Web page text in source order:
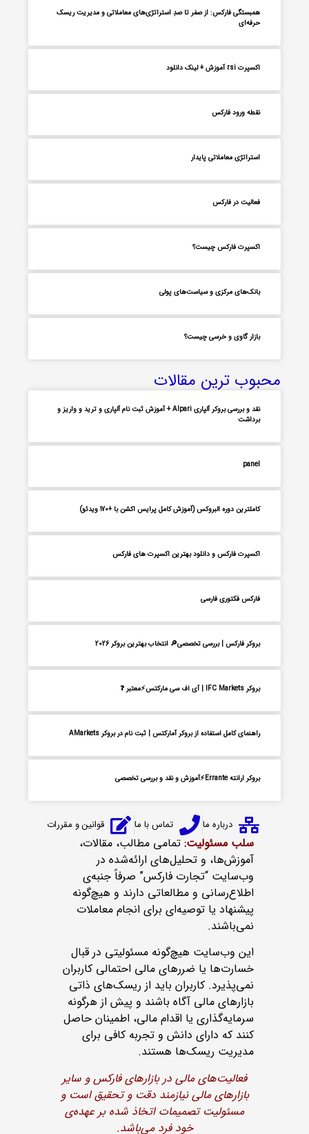
همبستگی فارکس: از صفر تا صدِ استراتژی‌های معاملاتی و مدیریت ریسک
حرفه‌ای
اکسپرت rsi آموزش + لینک دانلود
نقطه ورود فارکس
استراتژی معاملاتی پایدار
فعالیت در فارکس
اکسپرت فارکس چیست؟
بانک‌های مرکزی و سیاست‌های پولی
بازار گاوی و خرسی چیست؟
محبوب ترین مقالات
نقد و بررسی بروکر آلپاری Alpari + آموزش ثبت نام آلپاری و ترید و واریز و
برداشت
panel
کاملترین دوره البروکس (آموزش کامل پرایس اکشن با +170 ویدئو)
اکسپرت فارکس و دانلود بهترین اکسپرت های فارکس
فارکس فکتوری فارسی
بروکر فارکس | بررسی تخصصی🔎 انتخاب بهترین بروکر 2026
بروکر IFC Markets | آی اف سی مارکتس⚡معتبر ❓
راهنمای کامل استفاده از بروکر آمارکتس | ثبت نام در بروکر AMarkets
بروکر ارانته Errante⚡آموزش و نقد و بررسی تخصصی
درباره ما تماس با ما قوانین و مقررات
سلب مسئولیت: تمامی مطالب، مقالات،
آموزش‌ها، و تحلیل‌های ارائه‌شده در
وب‌سایت “تجارت فارکس” صرفاً جنبه‌ی
اطلاع‌رسانی و مطالعاتی دارند و هیچ‌گونه
پیشنهاد یا توصیه‌ای برای انجام معاملات
نمی‌باشند.
این وب‌سایت هیچ‌گونه مسئولیتی در قبال
خسارت‌ها یا ضررهای مالی احتمالی کاربران
نمی‌پذیرد. کاربران باید از ریسک‌های ذاتی
بازارهای مالی آگاه باشند و پیش از هرگونه
سرمایه‌گذاری یا اقدام مالی، اطمینان حاصل
کنند که دارای دانش و تجربه کافی برای
مدیریت ریسک‌ها هستند.
فعالیت‌های مالی در بازارهای فارکس و سایر
بازارهای مالی نیازمند دقت و تحقیق است و
مسئولیت تصمیمات اتخاذ شده بر عهده‌ی
خود فرد می‌باشد.